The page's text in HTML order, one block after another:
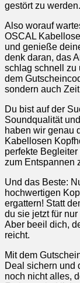
gestört zu werden.
Also worauf
OSCAL
und genieße
denk daran, das
schlag schnell zu
dem
sondern auch Zeit
Du bist auf der
Soundqualität
haben wir genau
Kabellosen
perfekte
zum Entspannen
Und das Beste:
hochwertigen
ergattern! Statt
du sie jetzt für
Aber beeil dich,
reicht.
Mit dem
Deal sichern und
noch nicht alles,